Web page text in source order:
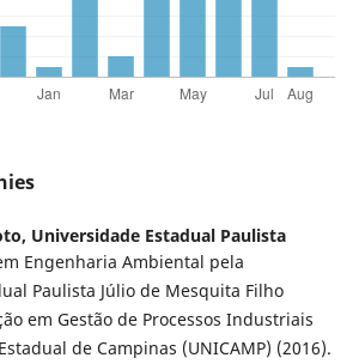
Universidade Estadual Paulista
Engenharia Ambiental pela
Paulista Júlio de Mesquita Filho
em Gestão de Processos Industriais
de Campinas (UNICAMP) (2016).